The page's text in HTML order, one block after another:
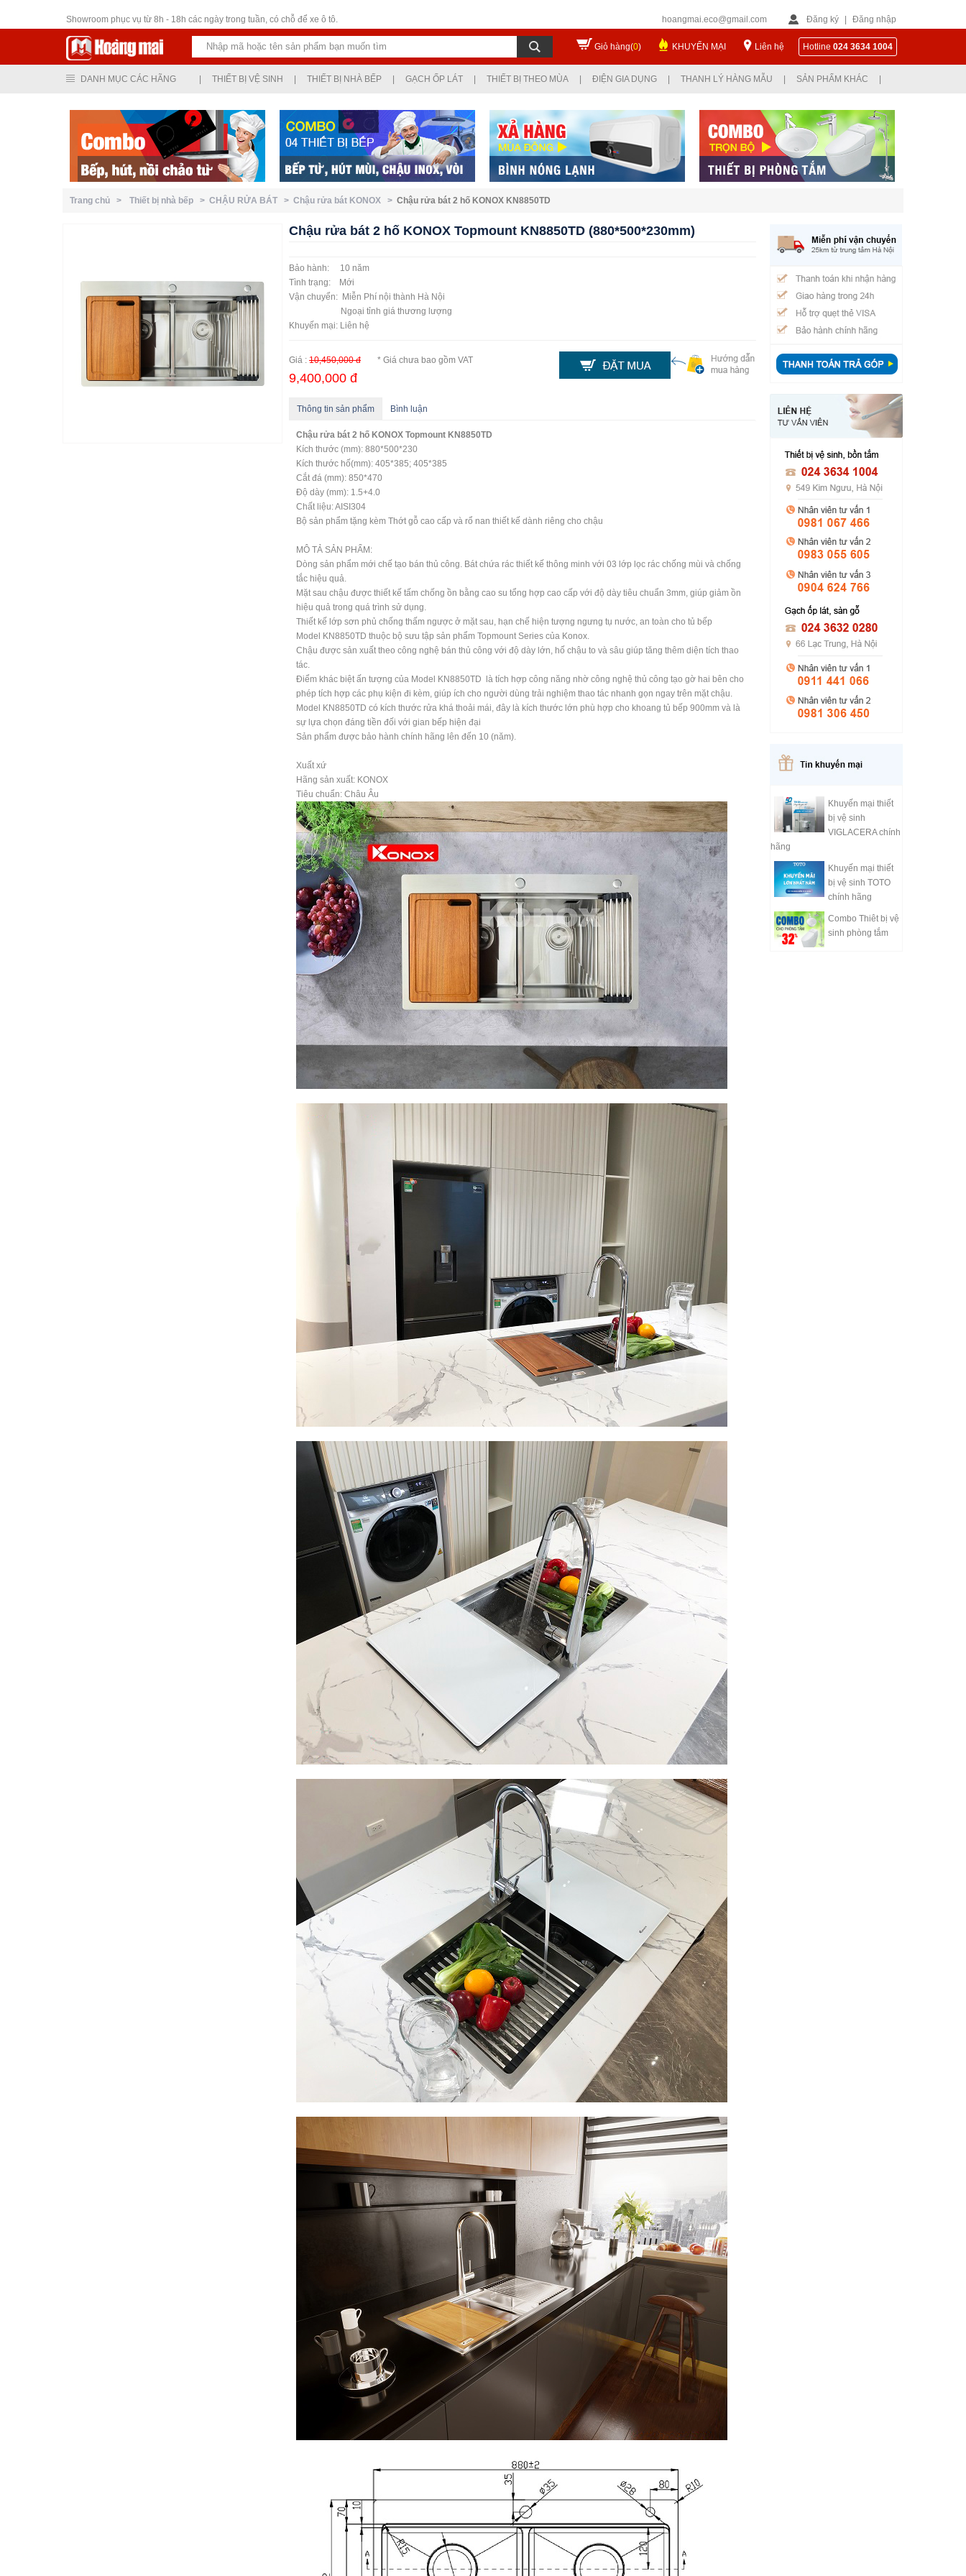
Showroom phục vụ từ 8h - 18h các ngày trong tuần, có chỗ để xe ô tô.
hoangmai.eco@gmail.com Đăng ký Đăng nhập
Giỏ hàng(0) KHUYẾN MẠI Liên hệ Hotline 024 3634 1004
DANH MỤC CÁC HÃNG THIẾT BỊ VỆ SINH THIẾT BỊ NHÀ BẾP GẠCH ỐP LÁT THIẾT BỊ THEO MÙA ĐIỆN GIA DỤNG THANH LÝ HÀNG MẪU SẢN PHẨM KHÁC
Trang chủ > Thiết bị nhà bếp > CHẬU RỬA BÁT > Chậu rửa bát KONOX > Chậu rửa bát 2 hố KONOX KN8850TD
Chậu rửa bát 2 hố KONOX Topmount KN8850TD (880*500*230mm)
Bảo hành: 10 năm
Tình trạng: Mới
Vận chuyển: Miễn Phí nội thành Hà Nội
Ngoại tỉnh giá thương lượng
Khuyến mại: Liên hệ
Giá : 10,450,000 đ * Giá chưa bao gồm VAT
9,400,000 đ
Thông tin sản phẩm Bình luận
Chậu rửa bát 2 hố KONOX Topmount KN8850TD
Kích thước (mm): 880*500*230
Kích thước hố(mm): 405*385; 405*385
Cắt đá (mm): 850*470
Độ dày (mm): 1.5+4.0
Chất liệu: AISI304
Bộ sản phẩm tặng kèm Thớt gỗ cao cấp và rổ nan thiết kế dành riêng cho chậu
MÔ TẢ SẢN PHẨM:
Dòng sản phẩm mới chế tạo bán thủ công. Bát chứa rác thiết kế thông minh với 03 lớp lọc rác chống mùi và chống
tắc hiệu quả.
Mặt sau chậu được thiết kế tấm chống ồn bằng cao su tổng hợp cao cấp với độ dày tiêu chuẩn 3mm, giúp giảm ồn
hiệu quả trong quá trình sử dụng.
Thiết kế lớp sơn phủ chống thấm ngược ở mặt sau, hạn chế hiện tượng ngưng tụ nước, an toàn cho tủ bếp
Model KN8850TD thuộc bộ sưu tập sản phẩm Topmount Series của Konox.
Chậu được sản xuất theo công nghệ bán thủ công với độ dày lớn, hố chậu to và sâu giúp tăng thêm diện tích thao
tác.
Điểm khác biệt ấn tượng của Model KN8850TD là tích hợp công năng nhờ công nghệ thủ công tạo gờ hai bên cho
phép tích hợp các phụ kiện đi kèm, giúp ích cho người dùng trải nghiệm thao tác nhanh gọn ngay trên mặt chậu.
Model KN8850TD có kích thước rửa khá thoải mái, đây là kích thước lớn phù hợp cho khoang tủ bếp 900mm và là
sự lựa chọn đáng tiền đối với gian bếp hiện đại
Sản phẩm được bảo hành chính hãng lên đến 10 (năm).
Xuất xứ
Hãng sản xuất: KONOX
Tiêu chuẩn: Châu Âu
Khuyến mại thiết
bị vệ sinh
VIGLACERA chính
hãng
Khuyến mại thiết
bị vệ sinh TOTO
chính hãng
Combo Thiêt bị vệ
sinh phòng tắm